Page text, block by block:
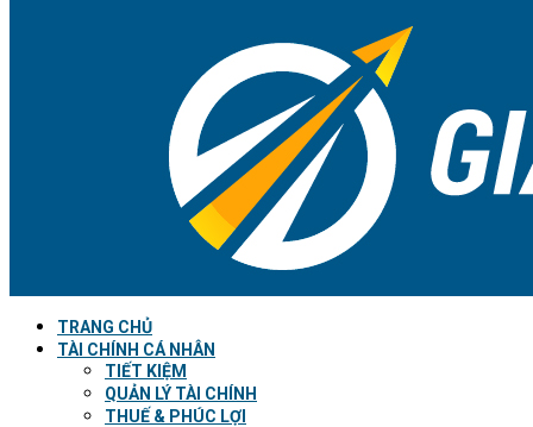
TRANG CHỦ
TÀI CHÍNH CÁ NHÂN
TIẾT KIỆM
QUẢN LÝ TÀI CHÍNH
THUẾ & PHÚC LỢI